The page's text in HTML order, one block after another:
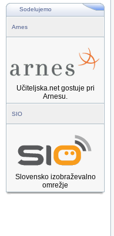
Sodelujemo
Arnes
Učiteljska.net gostuje pri
Arnesu.
SIO
Slovensko izobraževalno
omrežje